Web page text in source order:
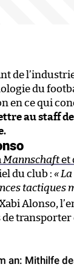
de
du
en ce qui
au staff
Mannschaftet
du club : «
Alonso,
transporter
an: Mithilfe